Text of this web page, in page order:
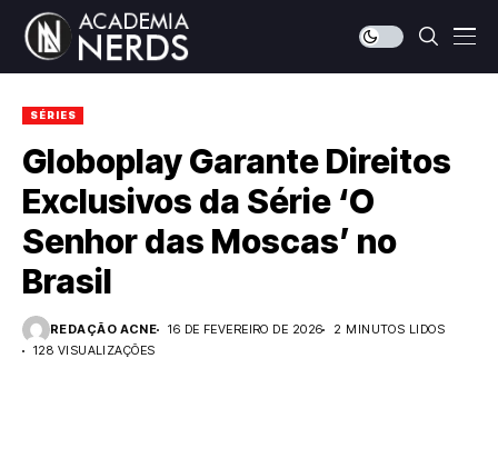
SÉRIES
Globoplay Garante Direitos
Exclusivos da Série ‘O
Senhor das Moscas’ no
Brasil
REDAÇÃO ACNE 16 DE FEVEREIRO DE 2026
2 MINUTOS LIDOS
128 VISUALIZAÇÕES